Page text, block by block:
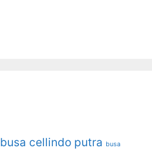
busa cellindo putra busa